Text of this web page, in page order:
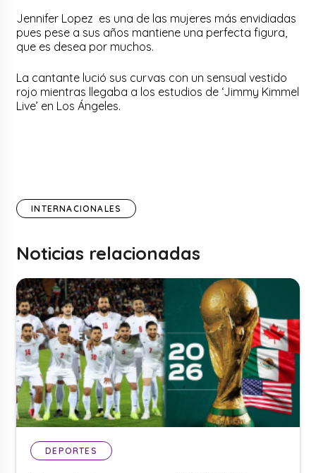
Jennifer Lopez es una de las mujeres más envidiadas
pues pese a sus años mantiene una perfecta figura,
que es desea por muchos.
La cantante lució sus curvas con un sensual vestido
rojo mientras llegaba a los estudios de ‘Jimmy Kimmel
Live’ en Los Ángeles.
INTERNACIONALES
Noticias relacionadas
DEPORTES